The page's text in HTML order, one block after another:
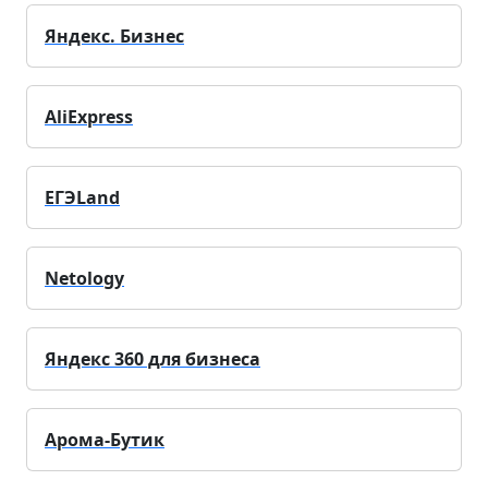
Яндекс. Бизнес
AliExpress
ЕГЭLand
Netology
Яндекс 360 для бизнеса
Арома-Бутик